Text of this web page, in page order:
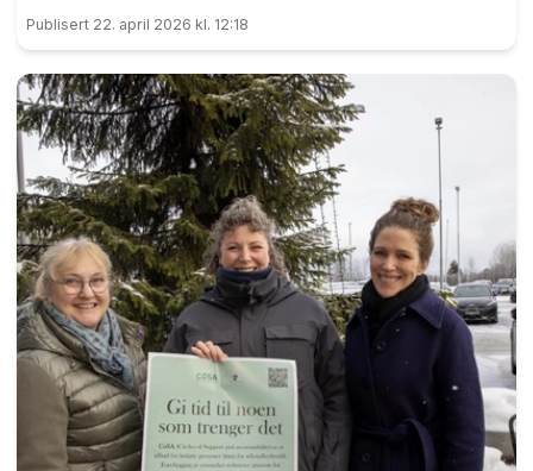
Idrettsråds innsatspokal for 2025.
Publisert 22. april 2026 kl. 12:18